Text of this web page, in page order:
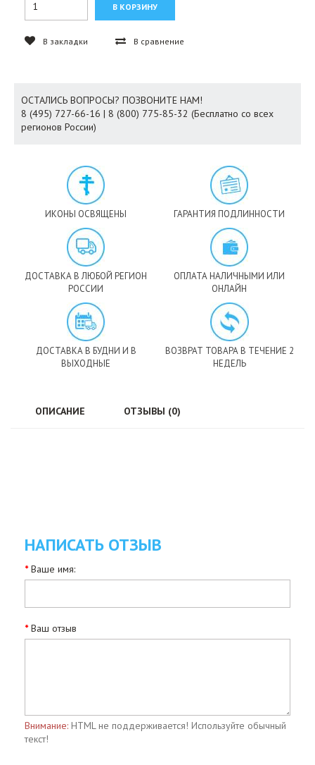
В закладки В сравнение
ОСТАЛИСЬ ВОПРОСЫ? ПОЗВОНИТЕ НАМ!
8 (495) 727-66-16 | 8 (800) 775-85-32 (Бесплатно со всех
регионов России)
ИКОНЫ ОСВЯЩЕНЫ ГАРАНТИЯ ПОДЛИННОСТИ
ДОСТАВКА В ЛЮБОЙ РЕГИОН
РОССИИ
ОПЛАТА НАЛИЧНЫМИ ИЛИ
ОНЛАЙН
ДОСТАВКА В БУДНИ И В
ВЫХОДНЫЕ
ВОЗВРАТ ТОВАРА В ТЕЧЕНИЕ 2
НЕДЕЛЬ
ОПИСАНИЕ ОТЗЫВЫ (0)
НАПИСАТЬ ОТЗЫВ
Ваше имя:
Ваш отзыв
Внимание: HTML не поддерживается! Используйте обычный
текст!